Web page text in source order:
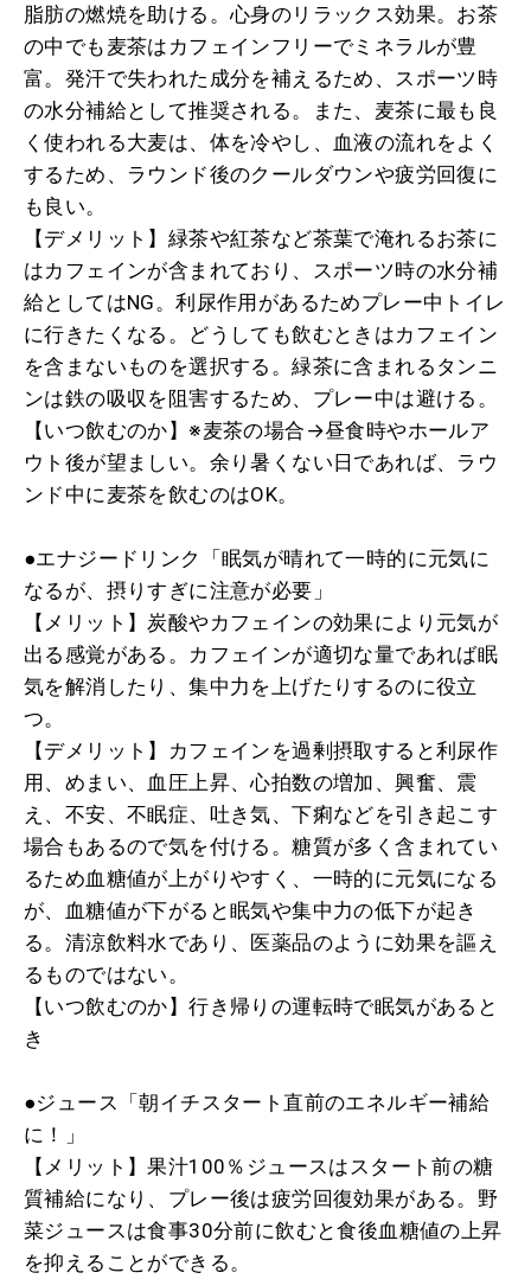
脂肪の燃焼を助ける。心身のリラックス効果。お茶
の中でも麦茶はカフェインフリーでミネラルが豊
富。発汗で失われた成分を補えるため、スポーツ時
の水分補給として推奨される。また、麦茶に最も良
く使われる大麦は、体を冷やし、血液の流れをよく
するため、ラウンド後のクールダウンや疲労回復に
も良い。
【デメリット】緑茶や紅茶など茶葉で淹れるお茶に
はカフェインが含まれており、スポーツ時の水分補
給としてはNG。利尿作用があるためプレー中トイレ
に行きたくなる。どうしても飲むときはカフェイン
を含まないものを選択する。緑茶に含まれるタンニ
ンは鉄の吸収を阻害するため、プレー中は避ける。
【いつ飲むのか】※麦茶の場合→昼食時やホールア
ウト後が望ましい。余り暑くない日であれば、ラウ
ンド中に麦茶を飲むのはOK。
●エナジードリンク「眠気が晴れて一時的に元気に
なるが、摂りすぎに注意が必要」
【メリット】炭酸やカフェインの効果により元気が
出る感覚がある。カフェインが適切な量であれば眠
気を解消したり、集中力を上げたりするのに役立
つ。
【デメリット】カフェインを過剰摂取すると利尿作
用、めまい、血圧上昇、心拍数の増加、興奮、震
え、不安、不眠症、吐き気、下痢などを引き起こす
場合もあるので気を付ける。糖質が多く含まれてい
るため血糖値が上がりやすく、一時的に元気になる
が、血糖値が下がると眠気や集中力の低下が起き
る。清涼飲料水であり、医薬品のように効果を謳え
るものではない。
【いつ飲むのか】行き帰りの運転時で眠気があると
き
●ジュース「朝イチスタート直前のエネルギー補給
に！」
【メリット】果汁100％ジュースはスタート前の糖
質補給になり、プレー後は疲労回復効果がある。野
菜ジュースは食事30分前に飲むと食後血糖値の上昇
を抑えることができる。